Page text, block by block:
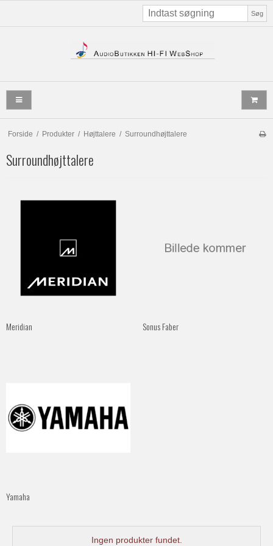
Søg
Forside / Produkter / Højttalere / Surroundhøjttalere
Surroundhøjttalere
Meridian Sonus Faber
Yamaha
Ingen produkter fundet.